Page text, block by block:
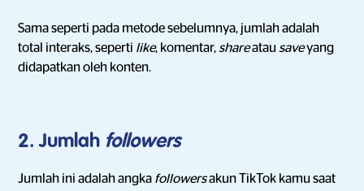
Sama seperti pada metode sebelumnya, jumlah adalah
total interaks, seperti like, komentar, shareatau saveyang
didapatkan oleh konten.
2. Jumlah followers
Jumlah ini adalah angka followersakun TikTok kamu saat